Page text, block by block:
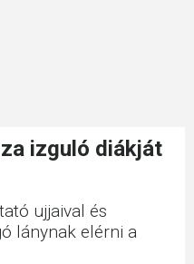
izguló diákját
ujjaival és
lánynak elérni a